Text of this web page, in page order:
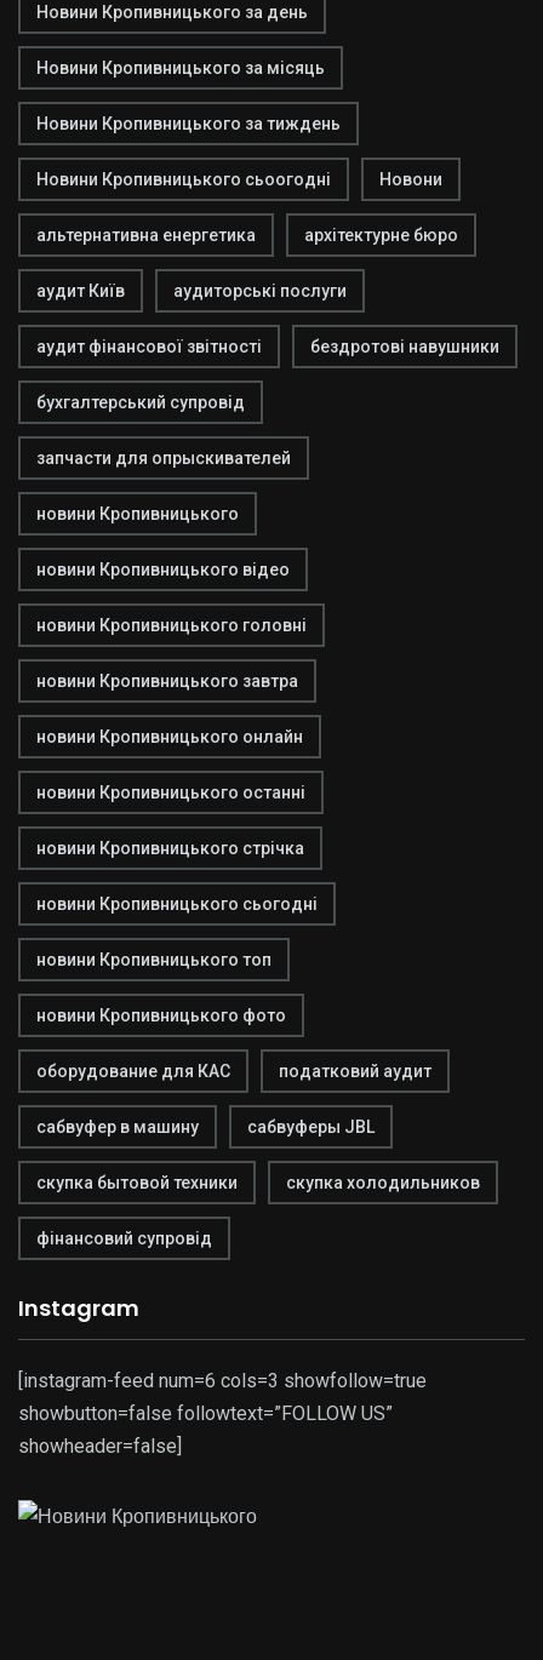
Новини Кропивницького за день
Новини Кропивницького за місяць
Новини Кропивницького за тиждень
Новини Кропивницького сьоогодні Новони
альтернативна енергетика архітектурне бюро
аудит Київ аудиторські послуги
аудит фінансової звітності бездротові навушники
бухгалтерський супровід
запчасти для опрыскивателей
новини Кропивницького
новини Кропивницького відео
новини Кропивницького головні
новини Кропивницького завтра
новини Кропивницького онлайн
новини Кропивницького останні
новини Кропивницького стрічка
новини Кропивницького сьогодні
новини Кропивницького топ
новини Кропивницького фото
оборудование для КАС податковий аудит
сабвуфер в машину сабвуферы JBL
скупка бытовой техники скупка холодильников
фінансовий супровід
Instagram
[instagram-feed num=6 cols=3 showfollow=true
showbutton=false followtext=”FOLLOW US”
showheader=false]